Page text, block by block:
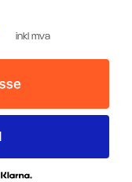
inkl mva